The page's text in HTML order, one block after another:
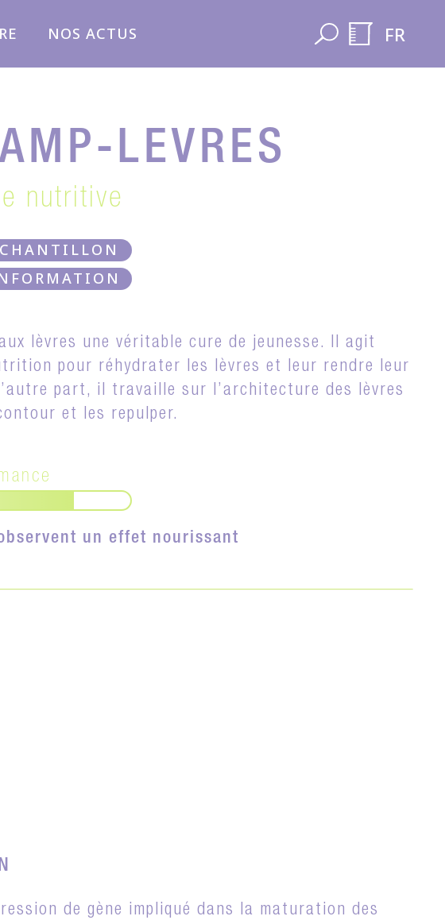
NOS ACTUS FR
LEVRES
nutritive
lèvres une véritable cure de jeunesse. Il agit
pour réhydrater les lèvres et leur rendre leur
part, il travaille sur l’architecture des lèvres
et les repulper.
un effet nourissant
de gène impliqué dans la maturation des